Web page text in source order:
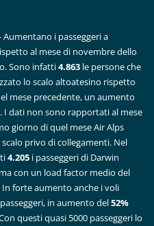
Aumentano i passeggeri a
al mese di novembre dello
Sono infatti4.863 le persone che
lo scalo altoatesino rispetto
mese precedente, un aumento
. I dati non sono rapportati al mese
giorno di quel mese Air Alps
privo di collegamenti. Nel
4.205 i passeggeri di Darwin
con un load factor medio del
In forte aumento anche i voli
passeggeri, in aumento del52%
questi quasi 5000 passeggeri lo